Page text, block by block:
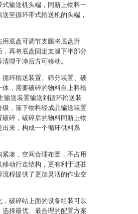
输送机头端，同新上物料一
至循环带式输送机的头端，
底盘可调节支腿将底盘升
再将底盘固定支腿下半部分
理干净后方可移动。
环输送装置、筛分装置、破
，需要破碎的物料自上料给
输送装置输送到循环输送装
，筛下物料经成品输送装置
碎，破碎后的物料同新上物
来，构成一个循环供料系
凑，空间合理布置，不占用
动行走结构，更有利于进驻
程提供了更加灵活的作业空
破碎站上面的设备组装可以
择最优、最合理的配置方案